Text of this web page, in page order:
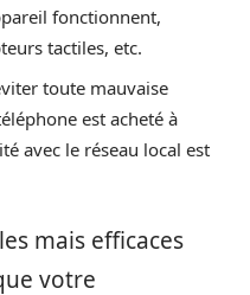
fonctionnent,
tactiles, etc.
toute mauvaise
est acheté à
avec le réseau local est
mais efficaces
votre